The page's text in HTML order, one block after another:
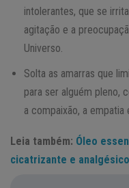
intolerantes, que se
agitação e a
Universo.
Solta as amarras que
para ser alguém pleno,
a compaixão, a empatia
Leia também: Óleo
cicatrizante e analgésico